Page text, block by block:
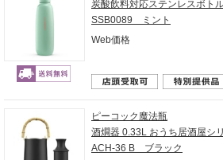
炭酸飲料対応ステンレスボト
SSB0089 ミント
Web価格
ピーコック魔法瓶
酒燗器 0.33L おうち居酒屋シ
ACH-36 B ブラック